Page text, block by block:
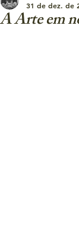
A Arte em
31 de dez. de